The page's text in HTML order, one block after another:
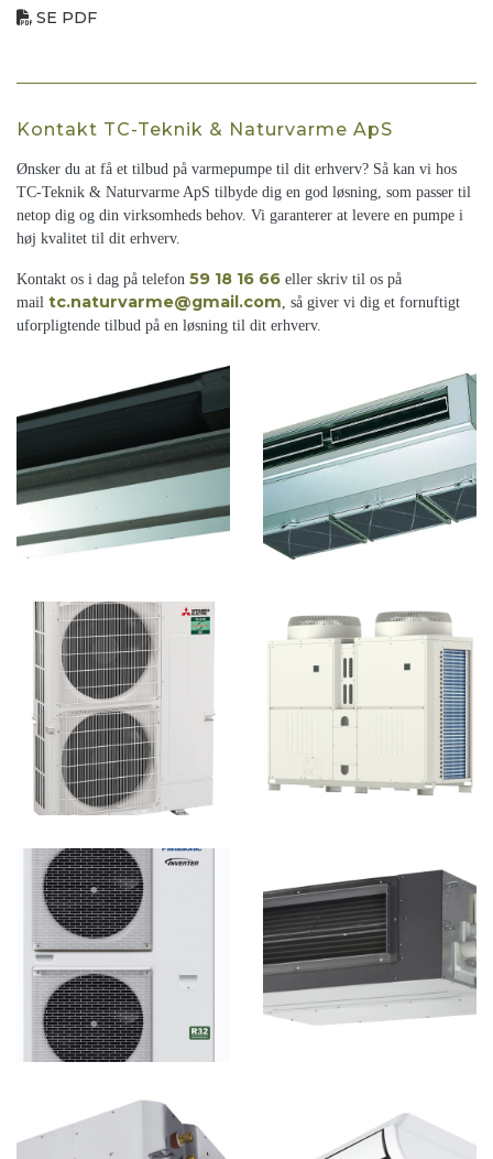
SE PDF
Kontakt TC-Teknik & Naturvarme ApS
Ønsker du at få et tilbud på varmepumpe til dit erhverv? Så kan vi hos
TC-Teknik & Naturvarme ApS tilbyde dig en god løsning, som passer til
netop dig og din virksomheds behov. Vi garanterer at levere en pumpe i
høj kvalitet til dit erhverv.
Kontakt os i dag på telefon 59 18 16 66 eller skriv til os på
mail tc.naturvarme@gmail.com , så giver vi dig et fornuftigt
uforpligtende tilbud på en løsning til dit erhverv.